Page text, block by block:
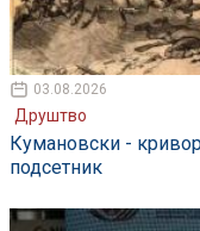
03.08.2026
Друштво
Кумановски -
подсетник